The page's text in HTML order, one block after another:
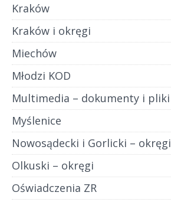
Kraków
Kraków i okręgi
Miechów
Młodzi KOD
Multimedia – dokumenty i pliki
Myślenice
Nowosądecki i Gorlicki – okręgi
Olkuski – okręgi
Oświadczenia ZR